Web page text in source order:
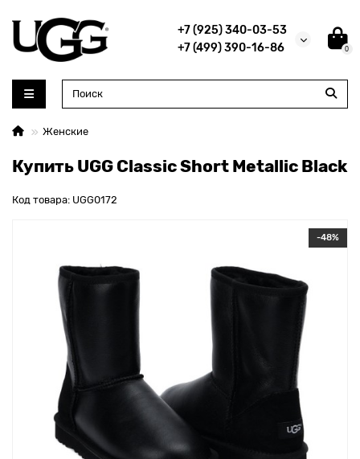
+7 (925) 340-03-53
+7 (499) 390-16-86
0
Женские
Купить UGG Classic Short Metallic Black
Код товара: UGG0172
-48%